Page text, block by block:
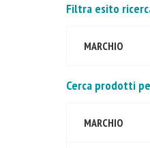
Filtra esito
MARCHIO
Cerca prodotti
MARCHIO